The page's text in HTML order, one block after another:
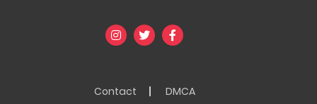
DMCA
Contact